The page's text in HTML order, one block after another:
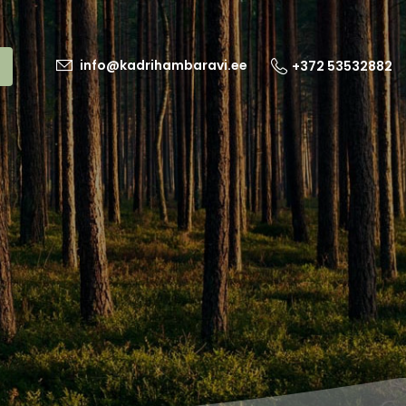
info@kadrihambaravi.ee +372 53532882